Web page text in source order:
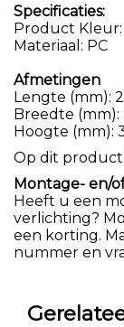
Specificaties:
Product
Materiaal: PC
Afmetingen
Lengte (mm):
Breedte (mm):
Hoogte (mm):
Op dit product
Montage- en/
Heeft u een
verlichting?
een korting.
nummer en